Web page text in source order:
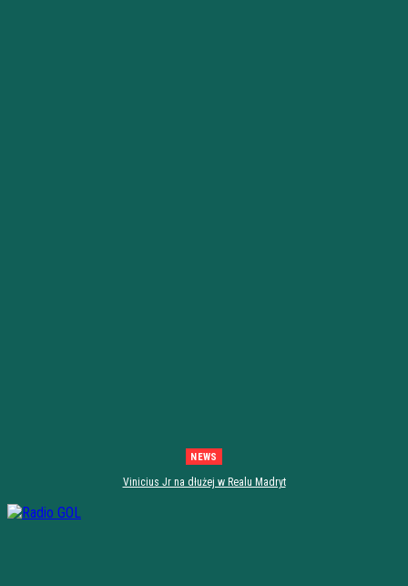
NEWS
Vinicius Jr na dłużej w Realu Madryt